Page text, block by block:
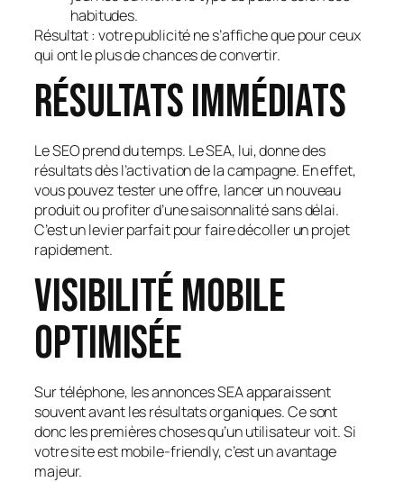
habitudes.
Résultat : votre publicité ne s’affiche que pour ceux
qui ont le plus de chances de convertir.
Résultats immédiats
Le SEO prend du temps. Le SEA, lui, donne des
résultats dès l’activation de la campagne. En effet,
vous pouvez tester une offre, lancer un nouveau
produit ou profiter d’une saisonnalité sans délai.
C’est un levier parfait pour faire décoller un projet
rapidement.
Visibilité mobile
optimisée
Sur téléphone, les annonces SEA apparaissent
souvent avant les résultats organiques. Ce sont
donc les premières choses qu’un utilisateur voit. Si
votre site est mobile-friendly, c’est un avantage
majeur.